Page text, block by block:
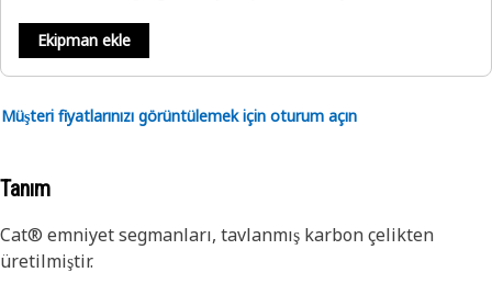
Ekipman ekle
Müşteri fiyatlarınızı görüntülemek için oturum açın
Tanım
Cat® emniyet segmanları, tavlanmış karbon çelikten
üretilmiştir.